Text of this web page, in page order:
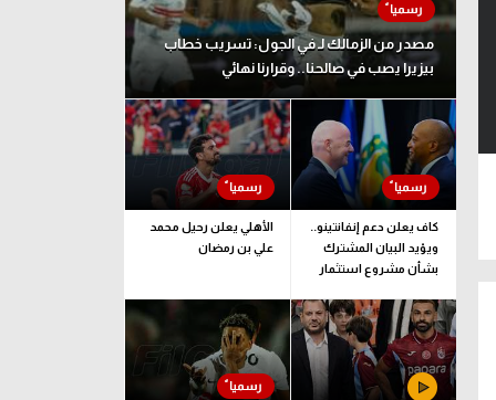
تحقيق في الجول
تقرير في الجول
تحليل في الجول
حكايات في الجول
كويز في الجول
فيديو في الجول
مصدر من الزمالك لـ في الجول: تسريب خطاب
بيزيرا يصب في صالحنا.. وقرارنا نهائي
كاف يعلن دعم إنفانتينو..
ويؤيد البيان المشترك
بشأن مشروع استثمار
الأهلي يعلن رحيل محمد
علي بن رمضان